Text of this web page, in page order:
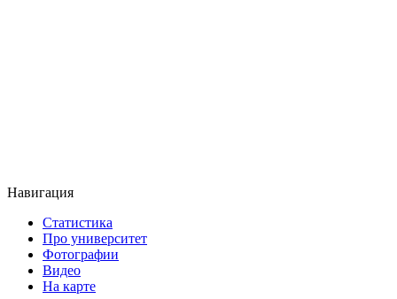
Навигация
Статистика
Про университет
Фотографии
Видео
На карте